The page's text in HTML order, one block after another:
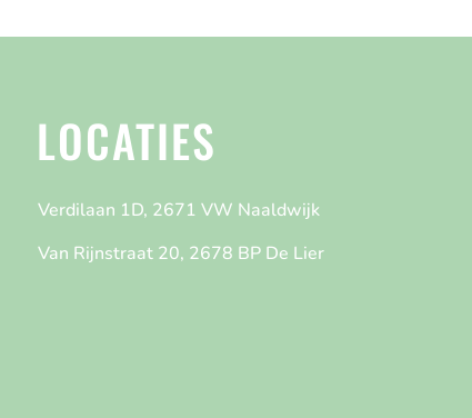
LOCATIES
Verdilaan 1D, 2671 VW Naaldwijk
Van Rijnstraat 20, 2678 BP De Lier